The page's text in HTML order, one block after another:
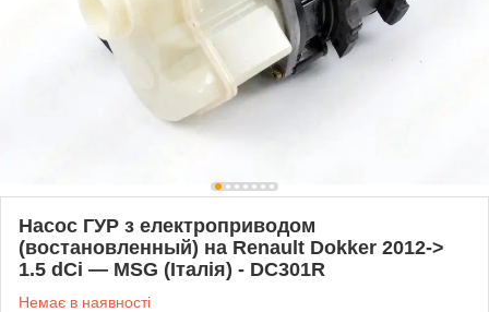
Насос ГУР з електроприводом
(востановленный) на Renault Dokker 2012->
1.5 dCi — MSG (Італія) - DC301R
Немає в наявності